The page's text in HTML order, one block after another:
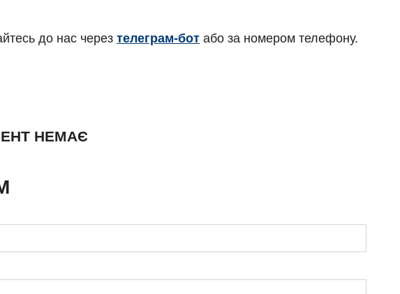
до нас через телеграм-бот або за номером телефону.
НЕМАЄ